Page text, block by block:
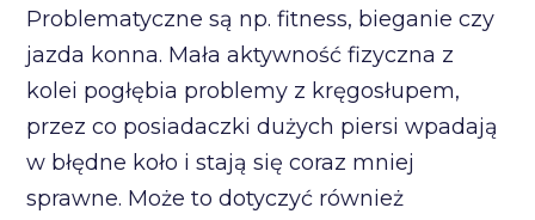
Problematyczne są np. fitness, bieganie czy
jazda konna. Mała aktywność fizyczna z
kolei pogłębia problemy z kręgosłupem,
przez co posiadaczki dużych piersi wpadają
w błędne koło i stają się coraz mniej
sprawne. Może to dotyczyć również